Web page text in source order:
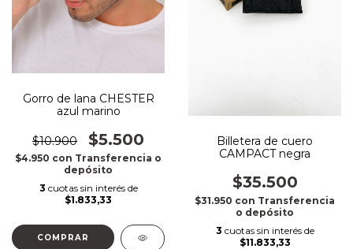
Gorro de lana CHESTER
azul marino
$10.900 $5.500
$4.950 con Transferencia o
depósito
3 cuotas sin interés de
$1.833,33
COMPRAR
Billetera de cuero
CAMPACT negra
$35.500
$31.950 con Transferencia
o depósito
3 cuotas sin interés de
$11.833,33